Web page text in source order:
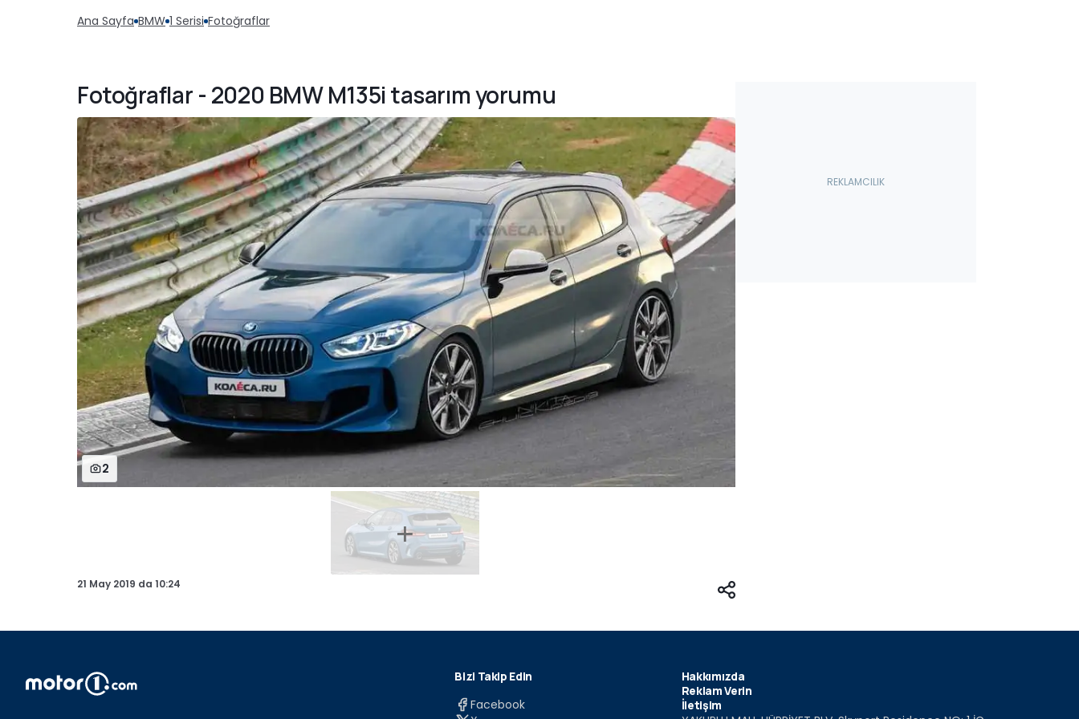
Ana Sayfa BMW 1 Serisi Fotoğraflar
Fotoğraflar - 2020 BMW M135i tasarım yorumu
2
21 May 2019 da 10:24
Bizi Takip Edin
Facebook
Hakkımızda
Reklam Verin
İletişim